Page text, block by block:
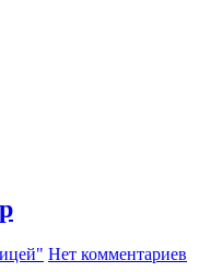
Нет комментариев